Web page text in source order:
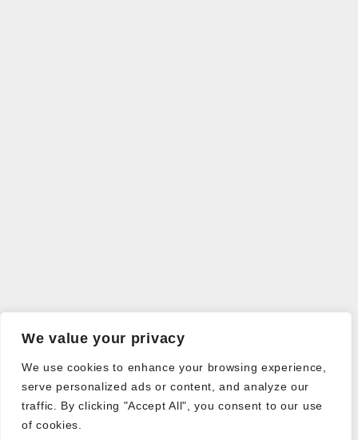
We value your privacy
We use cookies to enhance your browsing experience,
serve personalized ads or content, and analyze our
traffic. By clicking "Accept All", you consent to our use
of cookies.